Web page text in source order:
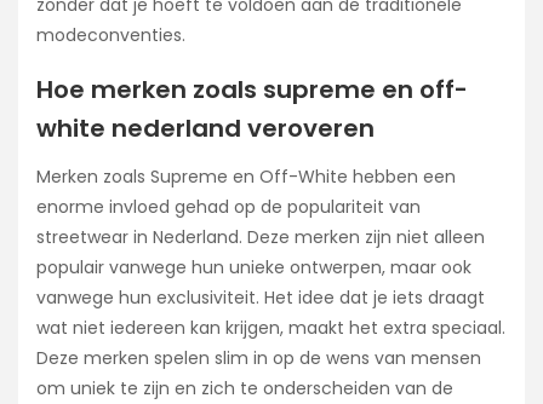
zonder dat je hoeft te voldoen aan de traditionele
modeconventies.
Hoe merken zoals supreme en off-
white nederland veroveren
Merken zoals Supreme en Off-White hebben een
enorme invloed gehad op de populariteit van
streetwear in Nederland. Deze merken zijn niet alleen
populair vanwege hun unieke ontwerpen, maar ook
vanwege hun exclusiviteit. Het idee dat je iets draagt
wat niet iedereen kan krijgen, maakt het extra speciaal.
Deze merken spelen slim in op de wens van mensen
om uniek te zijn en zich te onderscheiden van de